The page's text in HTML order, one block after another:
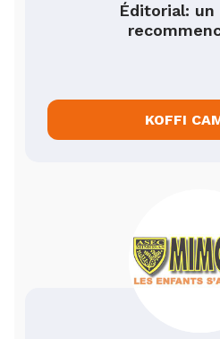
Éditorial:
KOFFI